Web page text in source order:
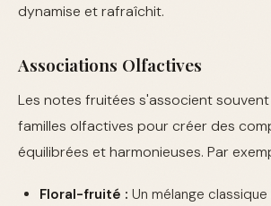
dynamise et rafraîchit.
Associations Olfactives
Les notes fruitées s'associent
familles olfactives pour créer des
équilibrées et harmonieuses. Par
Floral-fruité : Un mélange